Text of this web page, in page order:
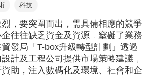
科技
，要突圍而出，需具備相應的競爭
往往缺乏資金及資源，窒礙了業務
發局「T-box升級轉型計劃」透過
計及工程公司提供市場策略建議，
助，注入數碼化及環境、社會和企